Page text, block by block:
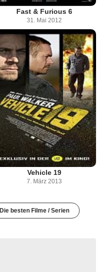
Fast & Furious 6
31. Mai 2012
Vehicle 19
7. März 2013
Die besten Filme / Serien